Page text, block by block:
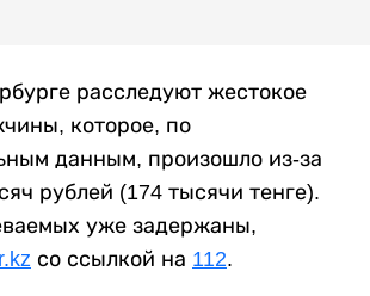
расследуют жестокое
которое, по
данным, произошло из-за
рублей (174 тысячи тенге).
уже задержаны,
со ссылкой на 112.